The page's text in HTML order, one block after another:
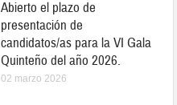
Abierto el plazo de
presentación de
candidatos/as para la VI Gala
Quinteño del año 2026.